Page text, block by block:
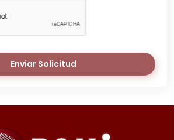
Enviar Solicitud